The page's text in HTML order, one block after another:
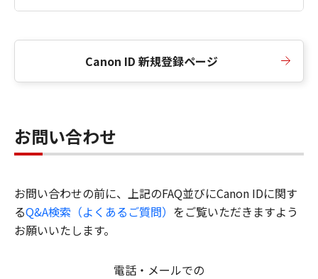
Canon ID 新規登録ページ
お問い合わせ
お問い合わせの前に、上記のFAQ並びにCanon IDに関す
るQ&A検索（よくあるご質問） をご覧いただきますよう
お願いいたします。
電話・メールでの